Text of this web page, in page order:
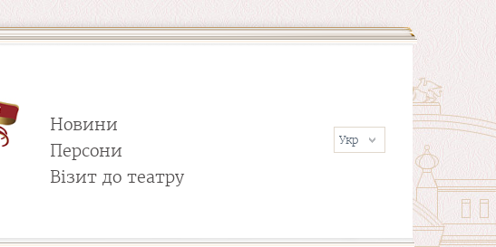
Новини
Персони
Візит до театру